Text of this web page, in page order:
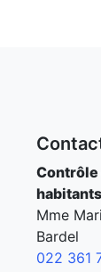
Contrôle
habitants
Mme
Bardel
022 361